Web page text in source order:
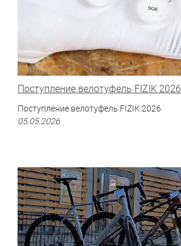
Поступление велотуфель FIZIK 2026
Поступление велотуфель FIZIK 2026
05.05.2026